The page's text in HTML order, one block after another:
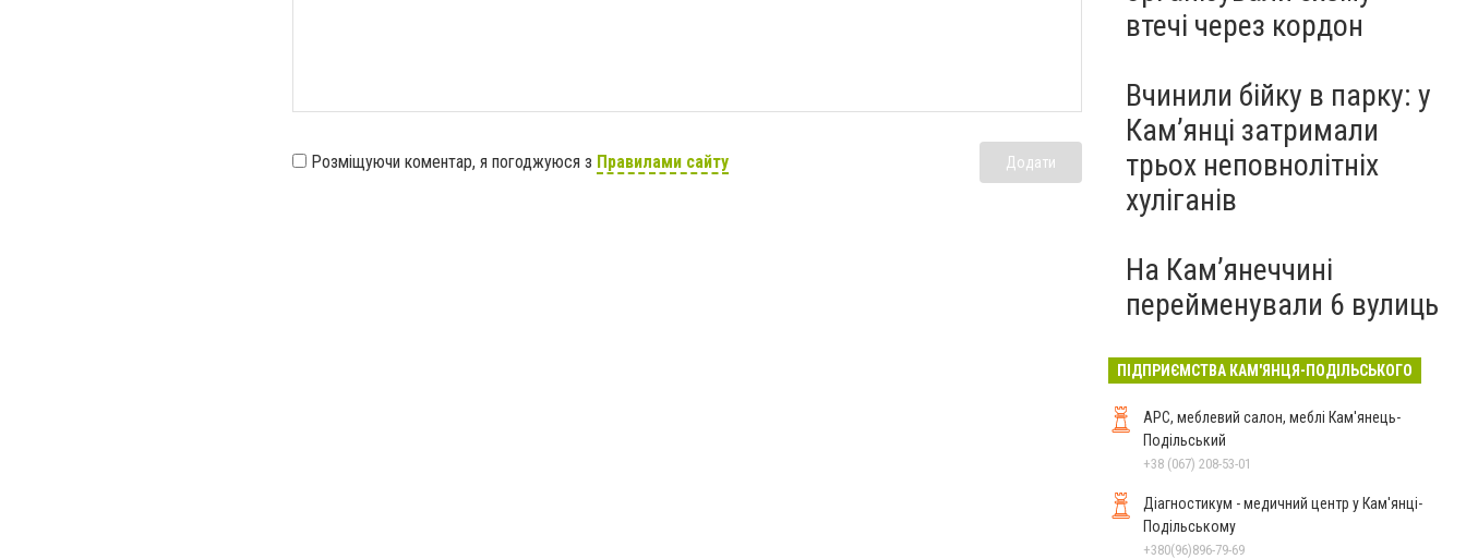
Розміщуючи коментар, я погоджуюся з Правилами сайту Додати
втечі через кордон
Вчинили бійку в парку: у
Кам’янці затримали
трьох неповнолітніх
хуліганів
На Камʼянеччині
перейменували 6 вулиць
ПІДПРИЄМСТВА КАМ'ЯНЦЯ-ПОДІЛЬСЬКОГО
АРС, меблевий салон, меблі Кам'янець-
Подільський
+38 (067) 208-53-01
Діагностикум - медичний центр у Кам'янці-
Подільському
+380(96)896-79-69